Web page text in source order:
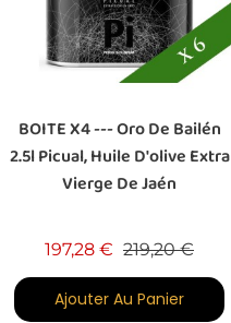
BOITE X4 --- Oro De Bailén
2.5l Picual, Huile D'olive Extra
Vierge De Jaén
197,28 € Prix de base
219,20 €Prix
Ajouter Au Panier